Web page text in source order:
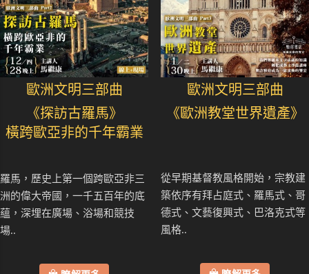
歐洲文明三部曲
《探訪古羅馬》
橫跨歐亞非的千年霸業
羅馬，歷史上第一個跨歐亞非三
洲的偉大帝國，一千五百年的底
蘊，深埋在廣場、浴場和競技
場..
歐洲文明三部曲
《歐洲教堂世界遺產》
從早期基督教風格開始，宗教建
築依序有拜占庭式、羅馬式、哥
德式、文藝復興式、巴洛克式等
風格..